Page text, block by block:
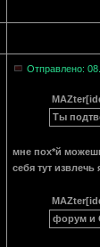
Отправлено:
Ты
мне пох*й
себя тут
форум и